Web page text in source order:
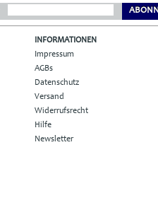
INFORMATIONEN
Impressum
AGBs
Datenschutz
Versand
Widerrufsrecht
Hilfe
Newsletter